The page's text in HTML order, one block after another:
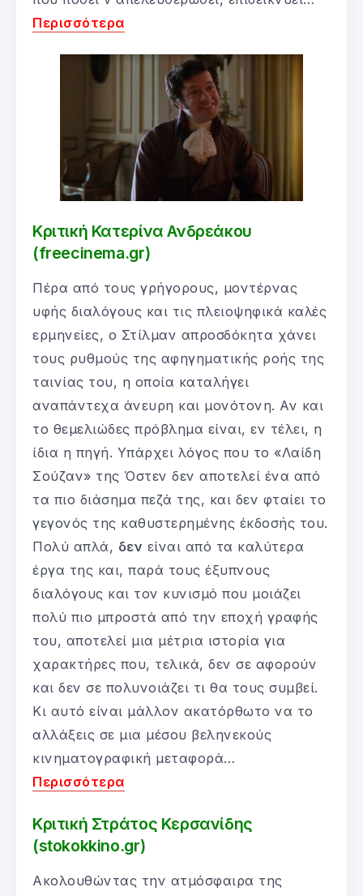
Περισσότερα
Κριτική Κατερίνα Ανδρεάκου
(freecinema.gr)
Πέρα από τους γρήγορους, μοντέρνας
υφής διαλόγους και τις πλειοψηφικά καλές
ερμηνείες, ο Στίλμαν απροσδόκητα χάνει
τους ρυθμούς της αφηγηματικής ροής της
ταινίας του, η οποία καταλήγει
αναπάντεχα άνευρη και μονότονη. Αν και
το θεμελιώδες πρόβλημα είναι, εν τέλει, η
ίδια η πηγή. Υπάρχει λόγος που το «Λαίδη
Σούζαν» της Όστεν δεν αποτελεί ένα από
τα πιο διάσημα πεζά της, και δεν φταίει το
γεγονός της καθυστερημένης έκδοσής του.
Πολύ απλά, δεν είναι από τα καλύτερα
έργα της και, παρά τους έξυπνους
διαλόγους και τον κυνισμό που μοιάζει
πολύ πιο μπροστά από την εποχή γραφής
του, αποτελεί μια μέτρια ιστορία για
χαρακτήρες που, τελικά, δεν σε αφορούν
και δεν σε πολυνοιάζει τι θα τους συμβεί.
Κι αυτό είναι μάλλον ακατόρθωτο να το
αλλάξεις σε μια μέσου βεληνεκούς
κινηματογραφική μεταφορά…
Περισσότερα
Κριτική Στράτος Κερσανίδης
(stokokkino.gr)
Ακολουθώντας την ατμόσφαιρα της